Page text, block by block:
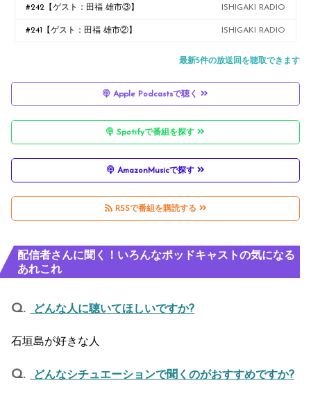
#242【ゲスト：田福 雄市③】 ISHIGAKI RADIO
#241【ゲスト：田福 雄市②】 ISHIGAKI RADIO
最新5件の放送回を聴取できます
Apple Podcastsで聴く
Spotifyで番組を探す
AmazonMusicで探す
RSSで番組を購読する
配信者さんに聞く！いろんなポッドキャストの気になる
あれこれ
どんな人に聴いてほしいですか?
石垣島が好きな人
どんなシチュエーションで聞くのがおすすめですか?